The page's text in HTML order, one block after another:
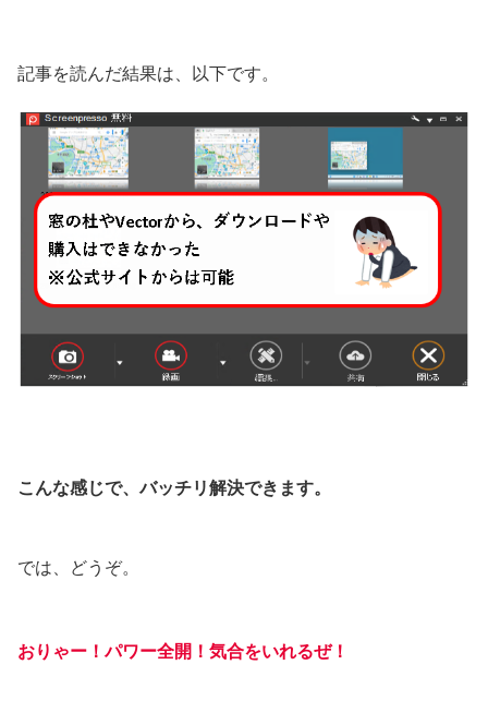
記事を読んだ結果は、以下です。
こんな感じで、バッチリ解決できます。
では、どうぞ。
おりゃー！パワー全開！ 気合をいれるぜ！